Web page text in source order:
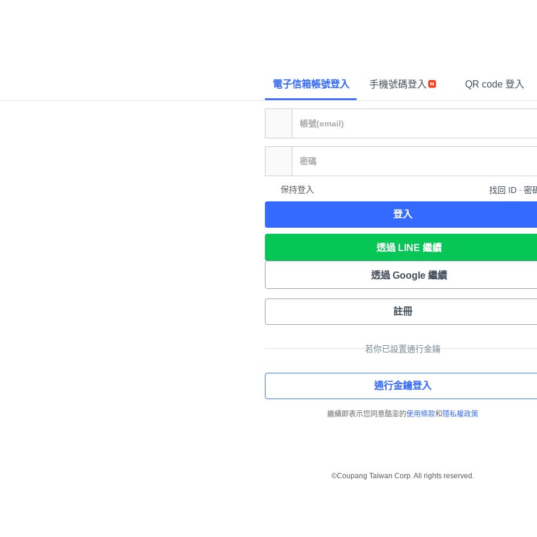
電子信箱帳號登入 手機號碼登入 QR code 登入
保持登入 找回 ID ∙ 密
登入
透過 LINE 繼續
透過 Google 繼續
註冊
若你已設置通行金鑰
通行金鑰登入
繼續即表示您同意酷澎的使用條款和 隱私權政策
©Coupang Taiwan Corp. All rights reserved.